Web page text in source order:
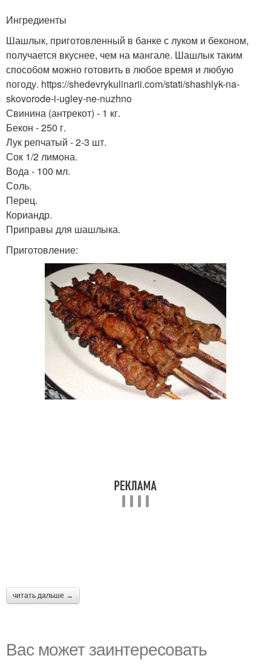
Ингредиенты
Шашлык, приготовленный в банке с луком и беконом,
получается вкуснее, чем на мангале. Шашлык таким
способом можно готовить в любое время и любую
погоду. https://shedevrykulinarii.com/stati/shashlyk-na-
skovorode-i-ugley-ne-nuzhno
Свинина (антрекот) - 1 кг.
Бекон - 250 г.
Лук репчатый - 2-3 шт.
Сок 1/2 лимона.
Вода - 100 мл.
Соль.
Перец.
Кориандр.
Приправы для шашлыка.
Приготовление:
читать дальше →
Вас может заинтересовать